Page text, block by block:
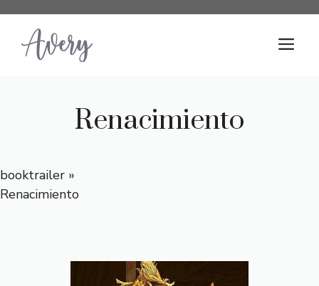
contenido
Renacimiento
booktrailer »
Renacimiento